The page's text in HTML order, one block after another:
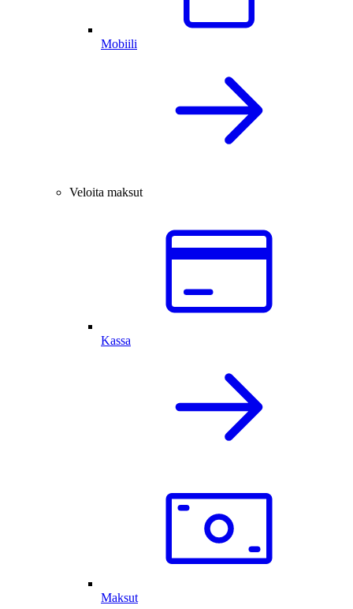
Mobiili
Veloita maksut
Kassa
Maksut